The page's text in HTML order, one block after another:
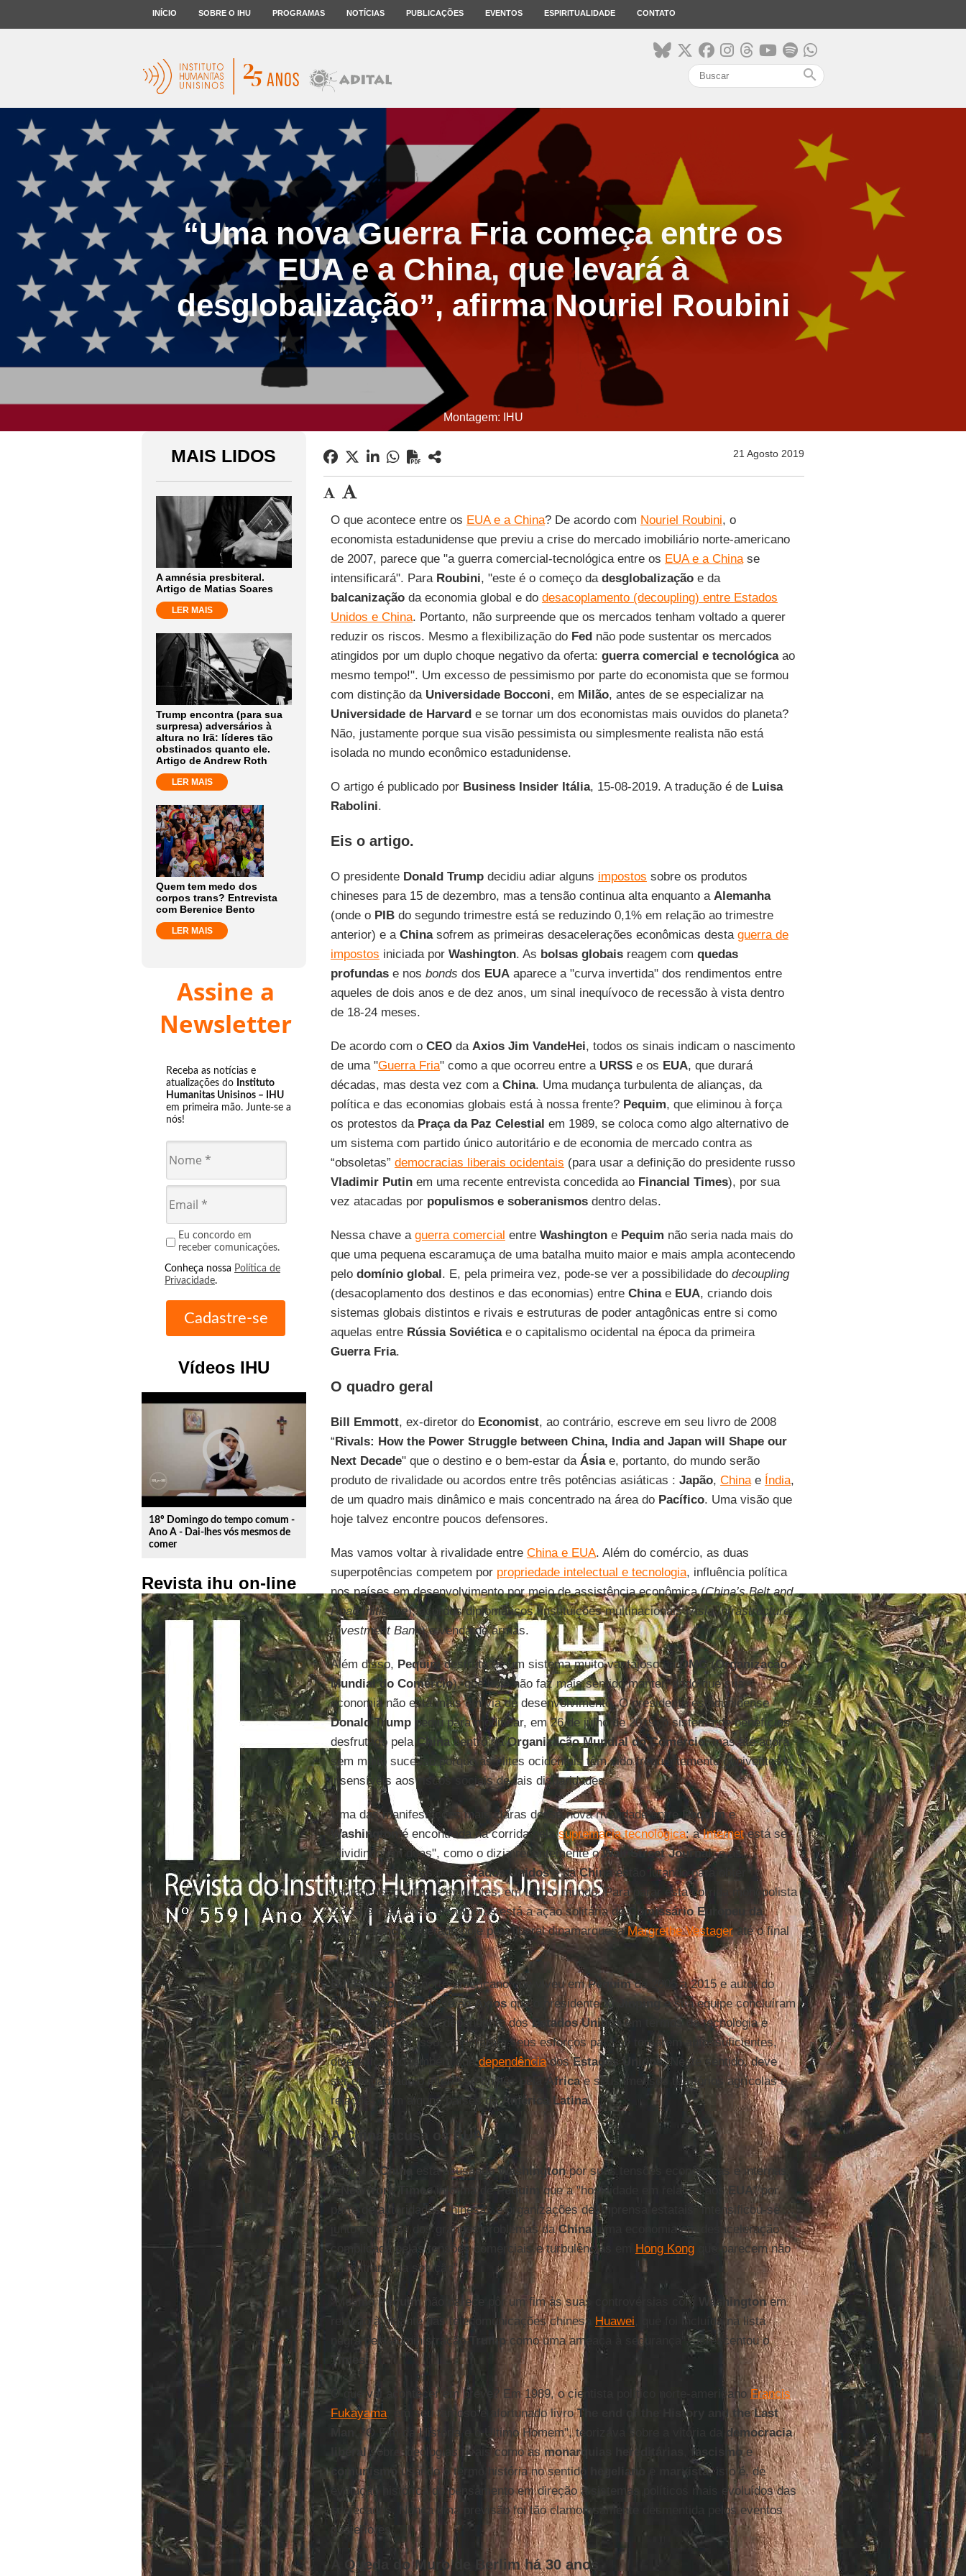
INÍCIO SOBRE O IHU PROGRAMAS NOTÍCIAS PUBLICAÇÕES EVENTOS ESPIRITUALIDADE CONTATO
search
“Uma nova Guerra Fria começa entre os
EUA e a China, que levará à
desglobalização”, afirma Nouriel Roubini
Montagem: IHU
MAIS LIDOS
A amnésia presbiteral.
Artigo de Matias Soares
LER MAIS
Trump encontra (para sua
surpresa) adversários à
altura no Irã: líderes tão
obstinados quanto ele.
Artigo de Andrew Roth
LER MAIS
Quem tem medo dos
corpos trans? Entrevista
com Berenice Bento
LER MAIS
Assine a
Newsletter
Receba as notícias e
atualizações do Instituto
Humanitas Unisinos – IHU
em primeira mão. Junte-se a
nós!
Eu concordo em
receber comunicações.
Conheça nossa Política de
Privacidade.
Vídeos IHU
play_circle_outline
18º Domingo do tempo comum -
Ano A - Dai-lhes vós mesmos de
comer
Revista ihu on-line
21 Agosto 2019
O que acontece entre os EUA e a China? De acordo com Nouriel Roubini, o
economista estadunidense que previu a crise do mercado imobiliário norte-americano
de 2007, parece que "a guerra comercial-tecnológica entre os EUA e a Chinase
intensificará". Para Roubini, "este é o começo da desglobalizaçãoe da
balcanizaçãoda economia global e do desacoplamento (decoupling) entre Estados
Unidos e China. Portanto, não surpreende que os mercados tenham voltado a querer
reduzir os riscos. Mesmo a flexibilização do Fednão pode sustentar os mercados
atingidos por um duplo choque negativo da oferta: guerra comercial e tecnológicaao
mesmo tempo!". Um excesso de pessimismo por parte do economista que se formou
com distinção da Universidade Bocconi, em Milão, antes de se especializar na
Universidade de Harvarde se tornar um dos economistas mais ouvidos do planeta?
Não, justamente porque sua visão pessimista ou simplesmente realista não está
isolada no mundo econômico estadunidense.
O artigo é publicado por Business Insider Itália, 15-08-2019. A tradução é de Luisa
Rabolini.
Eis o artigo.
O presidente Donald Trumpdecidiu adiar alguns impostos sobre os produtos
chineses para 15 de dezembro, mas a tensão continua alta enquanto a Alemanha
(onde o PIBdo segundo trimestre está se reduzindo 0,1% em relação ao trimestre
anterior) e a Chinasofrem as primeiras desacelerações econômicas desta guerra de
impostos iniciada por Washington. As bolsas globaisreagem com quedas
profundase nos bonds dos EUAaparece a "curva invertida" dos rendimentos entre
aqueles de dois anos e de dez anos, um sinal inequívoco de recessão à vista dentro
de 18-24 meses.
De acordo com o CEOda Axios Jim VandeHei, todos os sinais indicam o nascimento
de uma "Guerra Fria" como a que ocorreu entre a URSSe os EUA, que durará
décadas, mas desta vez com a China. Uma mudança turbulenta de alianças, da
política e das economias globais está à nossa frente? Pequim, que eliminou à força
os protestos da Praça da Paz Celestial em 1989, se coloca como algo alternativo de
um sistema com partido único autoritário e de economia de mercado contra as
“obsoletas” democracias liberais ocidentais (para usar a definição do presidente russo
Vladimir Putinem uma recente entrevista concedida ao Financial Times), por sua
vez atacadas por populismos e soberanismosdentro delas.
Nessa chave a guerra comercial entre Washingtone Pequim não seria nada mais do
que uma pequena escaramuça de uma batalha muito maior e mais ampla acontecendo
pelo domínio global. E, pela primeira vez, pode-se ver a possibilidade do decoupling
(desacoplamento dos destinos e das economias) entre Chinae EUA, criando dois
sistemas globais distintos e rivais e estruturas de poder antagônicas entre si como
aquelas entre Rússia Soviéticae o capitalismo ocidental na época da primeira
Guerra Fria.
O quadro geral
Bill Emmott, ex-diretor do Economist, ao contrário, escreve em seu livro de 2008
“Rivals: How the Power Struggle between China, India and Japan will Shape our
Next Decade" que o destino e o bem-estar da Ásiae, portanto, do mundo serão
produto de rivalidade ou acordos entre três potências asiáticas : Japão, Chinae Índia,
de um quadro mais dinâmico e mais concentrado na área do Pacífico. Uma visão que
hoje talvez encontre poucos defensores.
Mas vamos voltar à rivalidade entre China e EUA. Além do comércio, as duas
superpotências competem por propriedade intelectual e tecnologia, influência política
nos países em desenvolvimento por meio de assistência econômica (China’s Belt and
Road Initiative), acordos diplomáticos, instituições multinacionais (Asia Infrastructure
Investment Bank) e venda de armas.
Além disso, Pequim desfruta de um sistema muito vantajoso naOMC(Organização
Mundial do Comércio), que hoje não faz mais sentido manter, dado que sua
economia não está mais em via de desenvolvimento. O presidente estadunidense
Donald Trumppediu para modificar, em 26 de julho de 2019, o sistema de benefícios
desfrutado pela Chinadentro daOrganização Mundial do Comércio, mas até agora
sem muito sucesso porque as elites ocidentais têm sido frequentemente coniventes e
insensíveis aos riscos sociais de tais disparidades.
Uma das manifestações mais claras dessa nova rivalidade entrePequime
Washington é encontrada na corrida pelasupremacia tecnológica: aInternetestá se
"dividindo em duas", como o dizia recentemente oWall Street Journal, e as
empresas gigantes dos Estados Unidose daChina estão lutando para obter
vantagens, ocultas e evidentes, em todo o mundo. Para parar esta corrida monopolista
global em algumas tecnologias está a ação solitária doComissário Europeu da
Concorrência, liderado hoje pela liberal dinamarquesaMargrethe Vestageraté o final
de outubro.
Bill Bishop, um norte-americano que viveu emPequimde 2005 a 2015 e autor do
blog "Sinocism", disse aoAxiosque o presidenteXi Jinpinge sua equipe concluíram
que aChinaé muito dependente dosEstados Unidosem termos de tecnologia e
agricultura. Por isso, aceleraram seus esforços para se tornarem autossuficientes,
diversificando também suadependênciadosEstados Unidos. Neste sentido, deve
ser enquadrado o interesse chinês pelaÁfricae seus imensos territórios agrícolas e
relações com alguns países daAmérica Latina.
A China acusa os EUA
Agora, aChina está acusandoWashingtonpor suas tensões econômicas e internas:
o
New York Times informa dePequim que a "hostilidade em relação aosEUA" por
parte de autoridades chinesas e organizações de imprensa estatais "intensificou-se ...
junto com dois dos grandes problemas daChina: uma economia em desaceleração
complicada pelas tensões comerciais e turbulências em Hong Kongque parecem não
encontrar uma solução".
"MesmoPequimnão parece pôr um fim às suas controvérsias com Washingtonem
relação à gigante das telecomunicações chinesa Huawei , que foi incluída na lista
negra pela administração Trumpcomo uma ameaça à segurança", acrescentou o
Times.
O que vai acontecer em breve? Em 1989, o cientista político norte-americano Francis
Fukayama, em seu famoso e afortunado livroThe end of the History and the Last
, "O Fim da História e o Último Homem", teorizava sobre a vitória da
democracia
liberalsobre ideologias rivais como asmonarquias hereditárias fascismoe
comunismo usando o termo história no sentido hegeliano marxista, isto é, de
evolução histórica do pensamento em direção a sistemas políticos mais evoluídos das
sociedades. Nunca uma previsão foi tão clamorosamente desmentida pelos eventos
posteriores.
A Queda do Muro de Berlim há 30 anos